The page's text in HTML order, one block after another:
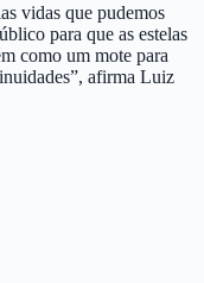
vidas que pudemos
para que as estelas
como um mote para
afirma Luiz